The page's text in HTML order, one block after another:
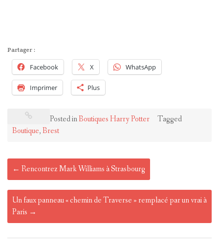
Partager :
Facebook X WhatsApp
Imprimer Plus
Posted inBoutiques Harry Potter
Tagged
Boutique,Brest
Post
navigation
← Rencontrez Mark Williams à Strasbourg
Un faux panneau « chemin de Traverse » remplacé par un vrai à
Paris →